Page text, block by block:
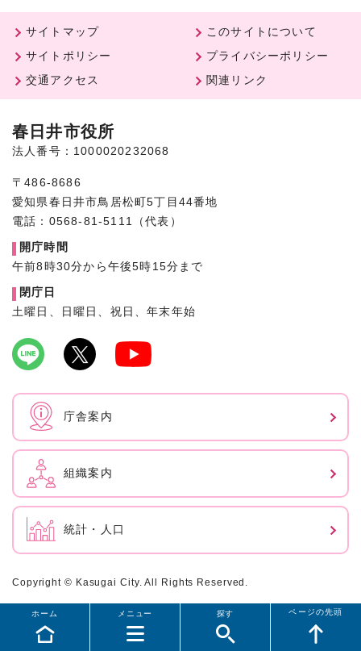
メニュー
ホーム 探す ページの先頭
サイトマップ
このサイトについて
サイトポリシー
プライバシーポリシー
交通アクセス
関連リンク
春日井市役所
法人番号：1000020232068
〒486-8686
愛知県春日井市鳥居松町5丁目44番地
電話：0568-81-5111（代表）
開庁時間
午前8時30分から午後5時15分まで
閉庁日
土曜日、日曜日、祝日、年末年始
庁舎案内
組織案内
統計・人口
Copyright © Kasugai City. All Rights Reserved.